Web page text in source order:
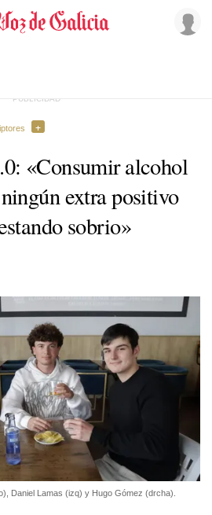
«Consumir alcohol
extra positivo
sobrio»
Daniel Lamas (izq) y Hugo Gómez (drcha).